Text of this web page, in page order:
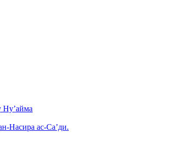
Ну’айма
Насира ас-Са’ди.